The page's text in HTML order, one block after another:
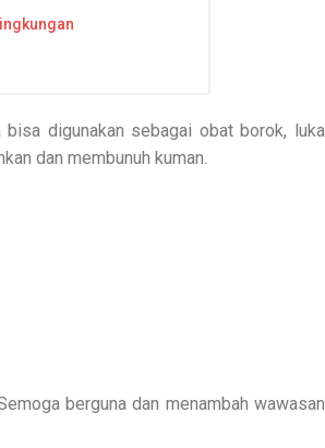
digunakan sebagai obat borok, luka
dan membunuh kuman.
berguna dan menambah wawasan